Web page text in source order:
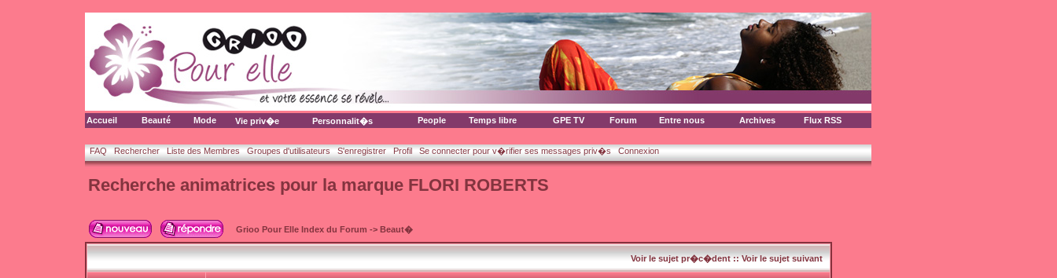
Accueil Beauté Mode Vie priv�e Personnalit�s People Temps libre GPE TV Forum Entre nous Archives Flux RSS
FAQ Rechercher Liste des Membres Groupes d'utilisateurs S'enregistrer Profil Se connecter pour v�rifier ses messages priv�s Connexion
Recherche animatrices pour la marque FLORI ROBERTS
Grioo Pour Elle Index du Forum -> Beaut�
Voir le sujet pr�c�dent::Voir le sujet suivant